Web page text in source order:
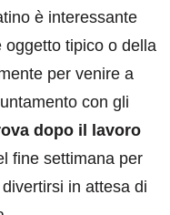
è interessante
oggetto tipico o della
per venire a
con gli
dopo il lavoro
fine settimana per
in attesa di